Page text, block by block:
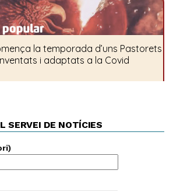
SERVEI DE NOTÍCIES